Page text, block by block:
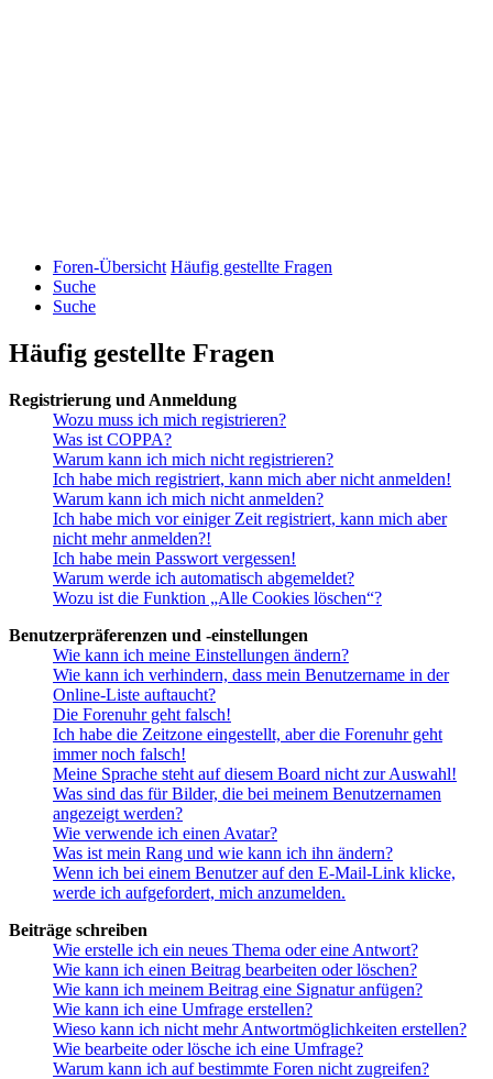
Foren-Übersicht Häufig gestellte Fragen
Suche
Suche
Häufig gestellte Fragen
Registrierung und Anmeldung
Wozu muss ich mich registrieren?
Was ist COPPA?
Warum kann ich mich nicht registrieren?
Ich habe mich registriert, kann mich aber nicht anmelden!
Warum kann ich mich nicht anmelden?
Ich habe mich vor einiger Zeit registriert, kann mich aber
nicht mehr anmelden?!
Ich habe mein Passwort vergessen!
Warum werde ich automatisch abgemeldet?
Wozu ist die Funktion „Alle Cookies löschen“?
Benutzerpräferenzen und -einstellungen
Wie kann ich meine Einstellungen ändern?
Wie kann ich verhindern, dass mein Benutzername in der
Online-Liste auftaucht?
Die Forenuhr geht falsch!
Ich habe die Zeitzone eingestellt, aber die Forenuhr geht
immer noch falsch!
Meine Sprache steht auf diesem Board nicht zur Auswahl!
Was sind das für Bilder, die bei meinem Benutzernamen
angezeigt werden?
Wie verwende ich einen Avatar?
Was ist mein Rang und wie kann ich ihn ändern?
Wenn ich bei einem Benutzer auf den E-Mail-Link klicke,
werde ich aufgefordert, mich anzumelden.
Beiträge schreiben
Wie erstelle ich ein neues Thema oder eine Antwort?
Wie kann ich einen Beitrag bearbeiten oder löschen?
Wie kann ich meinem Beitrag eine Signatur anfügen?
Wie kann ich eine Umfrage erstellen?
Wieso kann ich nicht mehr Antwortmöglichkeiten erstellen?
Wie bearbeite oder lösche ich eine Umfrage?
Warum kann ich auf bestimmte Foren nicht zugreifen?